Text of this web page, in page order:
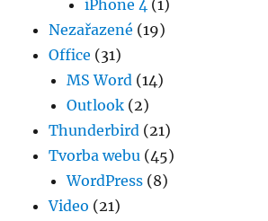
iPhone 4 (1)
Nezařazené (19)
Office (31)
MS Word (14)
Outlook (2)
Thunderbird (21)
Tvorba webu (45)
WordPress (8)
Video (21)